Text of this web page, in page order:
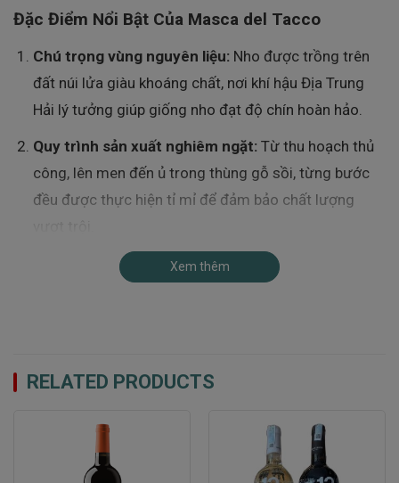
Đặc Điểm Nổi Bật Của Masca del Tacco
Chú trọng vùng nguyên liệu: Nho được trồng trên
đất núi lửa giàu khoáng chất, nơi khí hậu Địa Trung
Hải lý tưởng giúp giống nho đạt độ chín hoàn hảo.
Quy trình sản xuất nghiêm ngặt: Từ thu hoạch thủ
công, lên men đến ủ trong thùng gỗ sồi, từng bước
đều được thực hiện tỉ mỉ để đảm bảo chất lượng
Bảo tồn giá trị truyền thống:
Masca del Tacco
không chỉ làm rượu vang mà còn kể câu chuyện về
Đặc Điểm Nổi Bật Của Rượu Vang Lu Rappaio
Xem thêm
RELATED PRODUCTS